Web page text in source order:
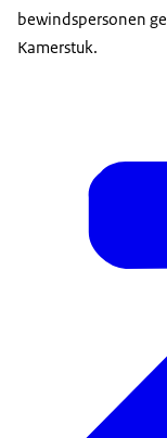
bewindspersonen
Kamerstuk.